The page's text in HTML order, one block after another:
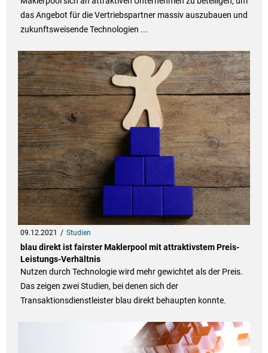
das Angebot für die Vertriebspartner massiv auszubauen und
zukunftsweisende Technologien ...
09.12.2021 Studien
blau direkt ist fairster Maklerpool mit attraktivstem Preis-
Leistungs-Verhältnis
Nutzen durch Technologie wird mehr gewichtet als der Preis.
Das zeigen zwei Studien, bei denen sich der
Transaktionsdienstleister blau direkt behaupten konnte.